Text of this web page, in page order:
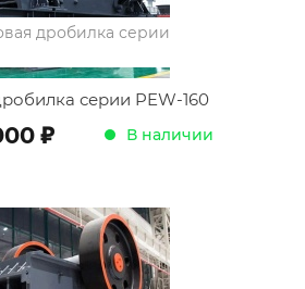
дробилка серии
серии PEW-160
; В наличии